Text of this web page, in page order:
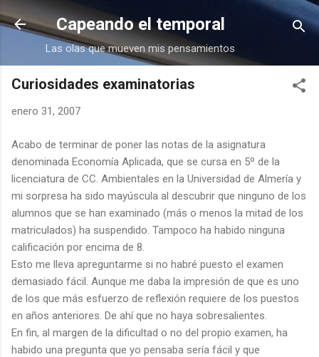
Ir al contenido principal
Capeando el temporal
Las olas que mueven mis pensamientos
Curiosidades examinatorias
enero 31, 2007
Acabo de terminar de poner las notas de la asignatura
denominada Economía Aplicada, que se cursa en 5º de la
licenciatura de CC. Ambientales en la Universidad de Almería y
mi sorpresa ha sido mayúscula al descubrir que ninguno de los
alumnos que se han examinado (más o menos la mitad de los
matriculados) ha suspendido. Tampoco ha habido ninguna
calificación por encima de 8.
Esto me lleva apreguntarme si no habré puesto el examen
demasiado fácil. Aunque me daba la impresión de que es uno
de los que más esfuerzo de reflexión requiere de los puestos
en años anteriores. De ahí que no haya sobresalientes.
En fin, al margen de la dificultad o no del propio examen, ha
habido una pregunta que yo pensaba sería fácil y que